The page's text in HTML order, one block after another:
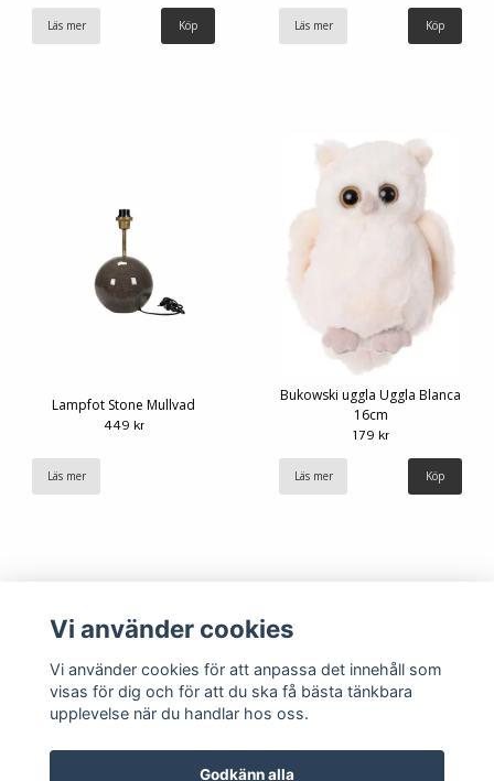
Läs mer Läs mer
Lampfot Stone Mullvad
449 kr
Läs mer
Bukowski uggla Uggla Blanca
16cm
179 kr
Läs mer
Vi använder cookies
Vi använder cookies för att anpassa det innehåll som
visas för dig och för att du ska få bästa tänkbara
upplevelse när du handlar hos oss.
Godkänn alla